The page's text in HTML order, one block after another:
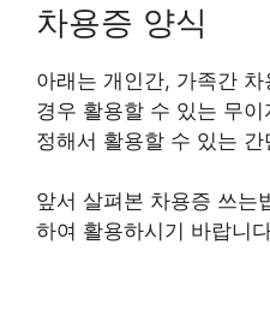
차용증 양식
아래는 개인간, 가족간
경우 활용할 수 있는 무
정해서 활용할 수 있는
앞서 살펴본 차용증 쓰는
하여 활용하시기 바랍니